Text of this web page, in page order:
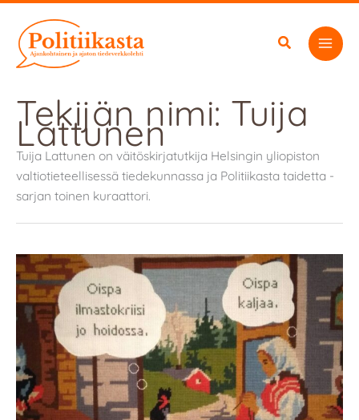
sisältöön
Tekijän nimi: Tuija
Lattunen
Tuija Lattunen on väitöskirjatutkija Helsingin yliopiston
valtiotieteellisessä tiedekunnassa ja Politiikasta taidetta -
sarjan toinen kuraattori.